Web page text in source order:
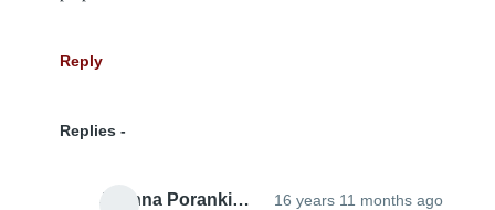
Reply
Replies
Joanna Poranki… 16 years 11 months ago